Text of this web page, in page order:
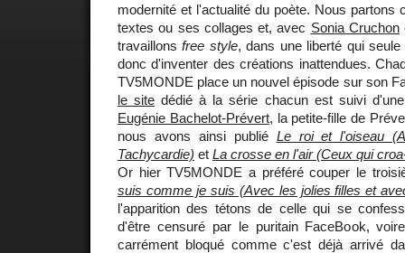
modernité et l'actualité du poète. Nous partons
textes ou ses collages et, avec Sonia Cruchon
travaillonsfree style, dans une liberté qui
donc d'inventer des créations inattendues.
TV5MONDE place un nouvel épisode sur son
le site dédié à la série chacun est suivi
Eugénie Bachelot-Prévert, la petite-fille de
nous avons ainsi publié Le roi et l'oiseau
Tachycardie) et La crosse en l'air (Ceux qui
Or hier TV5MONDE a préféré couper le
suis comme je suis (Avec les jolies filles et
l'apparition des tétons de celle qui se
d'être censuré par le puritain FaceBook,
carrément bloqué comme c'est déjà arrivé